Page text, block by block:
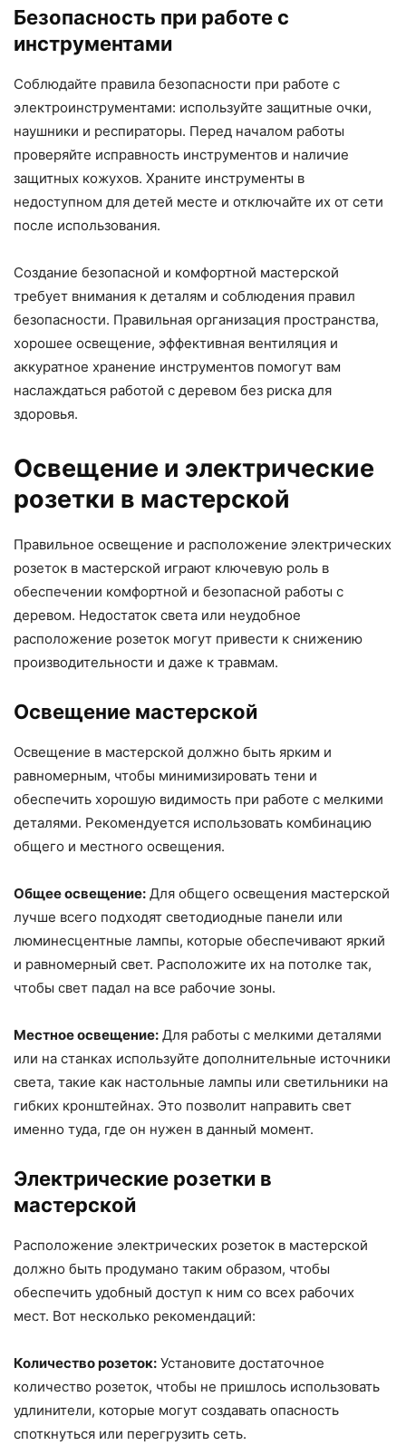
Безопасность при работе с
инструментами
Соблюдайте правила безопасности при работе с
электроинструментами: используйте защитные очки,
наушники и респираторы. Перед началом работы
проверяйте исправность инструментов и наличие
защитных кожухов. Храните инструменты в
недоступном для детей месте и отключайте их от сети
после использования.
Создание безопасной и комфортной мастерской
требует внимания к деталям и соблюдения правил
безопасности. Правильная организация пространства,
хорошее освещение, эффективная вентиляция и
аккуратное хранение инструментов помогут вам
наслаждаться работой с деревом без риска для
здоровья.
Освещение и электрические
розетки в мастерской
Правильное освещение и расположение электрических
розеток в мастерской играют ключевую роль в
обеспечении комфортной и безопасной работы с
деревом. Недостаток света или неудобное
расположение розеток могут привести к снижению
производительности и даже к травмам.
Освещение мастерской
Освещение в мастерской должно быть ярким и
равномерным, чтобы минимизировать тени и
обеспечить хорошую видимость при работе с мелкими
деталями. Рекомендуется использовать комбинацию
общего и местного освещения.
Общее освещение: Для общего освещения мастерской
лучше всего подходят светодиодные панели или
люминесцентные лампы, которые обеспечивают яркий
и равномерный свет. Расположите их на потолке так,
чтобы свет падал на все рабочие зоны.
Местное освещение: Для работы с мелкими деталями
или на станках используйте дополнительные источники
света, такие как настольные лампы или светильники на
гибких кронштейнах. Это позволит направить свет
именно туда, где он нужен в данный момент.
Электрические розетки в
мастерской
Расположение электрических розеток в мастерской
должно быть продумано таким образом, чтобы
обеспечить удобный доступ к ним со всех рабочих
мест. Вот несколько рекомендаций:
Количество розеток: Установите достаточное
количество розеток, чтобы не пришлось использовать
удлинители, которые могут создавать опасность
споткнуться или перегрузить сеть.